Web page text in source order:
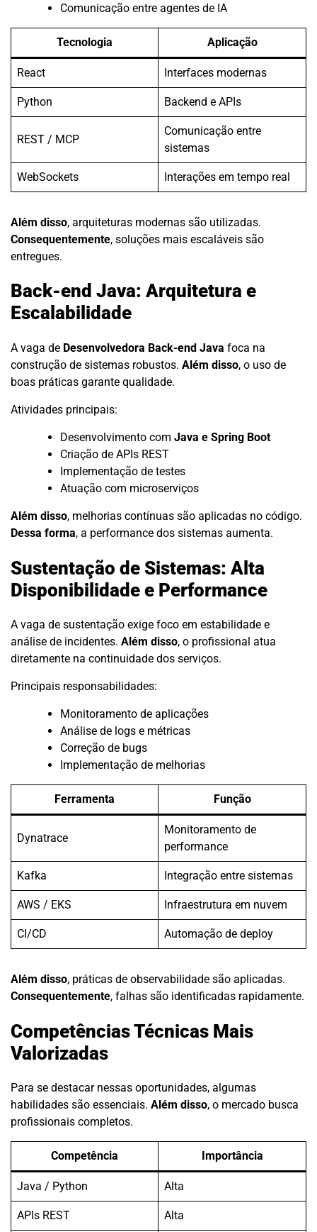
Comunicação entre agentes de IA
Tecnologia Aplicação
React Interfaces modernas
Python Backend e APIs
REST / MCP
Comunicação entre
sistemas
WebSockets Interações em tempo real
Além disso, arquiteturas modernas são utilizadas.
Consequentemente, soluções mais escaláveis são
entregues.
Back-end Java: Arquitetura e
Escalabilidade
A vaga de Desenvolvedora Back-end Java foca na
construção de sistemas robustos. Além disso, o uso de
boas práticas garante qualidade.
Atividades principais:
Desenvolvimento com Java e Spring Boot
Criação de APIs REST
Implementação de testes
Atuação com microserviços
Além disso, melhorias contínuas são aplicadas no código.
Dessa forma, a performance dos sistemas aumenta.
Sustentação de Sistemas: Alta
Disponibilidade e Performance
A vaga de sustentação exige foco em estabilidade e
análise de incidentes. Além disso, o profissional atua
diretamente na continuidade dos serviços.
Principais responsabilidades:
Monitoramento de aplicações
Análise de logs e métricas
Correção de bugs
Implementação de melhorias
Ferramenta Função
Dynatrace
Monitoramento de
performance
Kafka Integração entre sistemas
AWS / EKS Infraestrutura em nuvem
CI/CD Automação de deploy
Além disso, práticas de observabilidade são aplicadas.
Consequentemente, falhas são identificadas rapidamente.
Competências Técnicas Mais
Valorizadas
Para se destacar nessas oportunidades, algumas
habilidades são essenciais. Além disso, o mercado busca
profissionais completos.
Competência Importância
Java / Python Alta
APIs REST Alta